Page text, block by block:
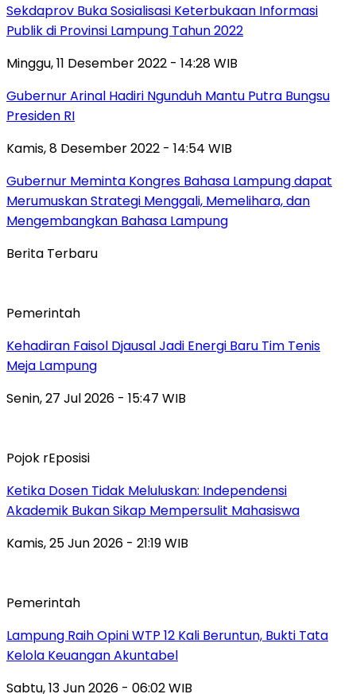
Sekdaprov Buka Sosialisasi Keterbukaan Informasi
Publik di Provinsi Lampung Tahun 2022
Minggu, 11 Desember 2022 - 14:28 WIB
Gubernur Arinal Hadiri Ngunduh Mantu Putra Bungsu
Presiden RI
Kamis, 8 Desember 2022 - 14:54 WIB
Gubernur Meminta Kongres Bahasa Lampung dapat
Merumuskan Strategi Menggali, Memelihara, dan
Mengembangkan Bahasa Lampung
Berita Terbaru
Pemerintah
Kehadiran Faisol Djausal Jadi Energi Baru Tim Tenis
Meja Lampung
Senin, 27 Jul 2026 - 15:47 WIB
Pojok rEposisi
Ketika Dosen Tidak Meluluskan: Independensi
Akademik Bukan Sikap Mempersulit Mahasiswa
Kamis, 25 Jun 2026 - 21:19 WIB
Pemerintah
Lampung Raih Opini WTP 12 Kali Beruntun, Bukti Tata
Kelola Keuangan Akuntabel
Sabtu, 13 Jun 2026 - 06:02 WIB